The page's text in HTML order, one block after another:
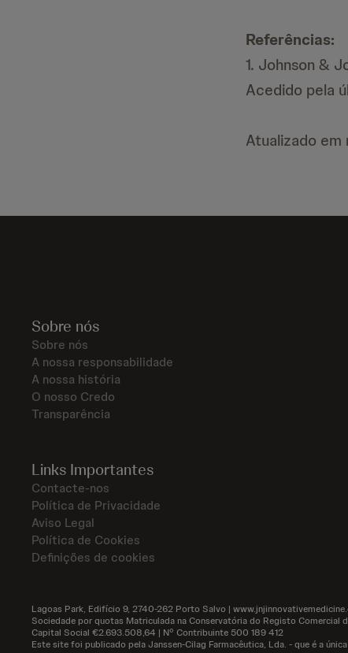
Referências:
1. Johnson &
Acedido pela
Atualizado
Sobre nós
Sobre nós
A nossa responsabilidade
A nossa história
O nosso Credo
Transparência
Links Importantes
Contacte-nos
Política de Privacidade
Aviso Legal
Política de Cookies
Definições de cookies
Lagoas Park, Edifício 9, 2740-262 Porto Salvo |
Sociedade por quotas Matriculada na Conservatória do Registo Comercial
Capital Social €2.693.508,64 | Nº Contribuinte 500 189 412
Este site foi publicado pela Janssen-Cilag Farmacêutica, Lda. - que é a